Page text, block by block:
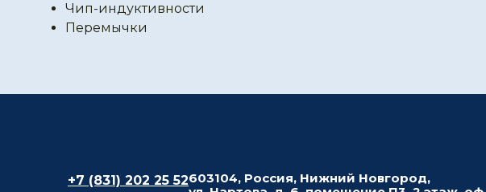
Чип-индуктивности
Перемычки
+7 (831) 202 25 52603104, Россия, Нижний Новгород,